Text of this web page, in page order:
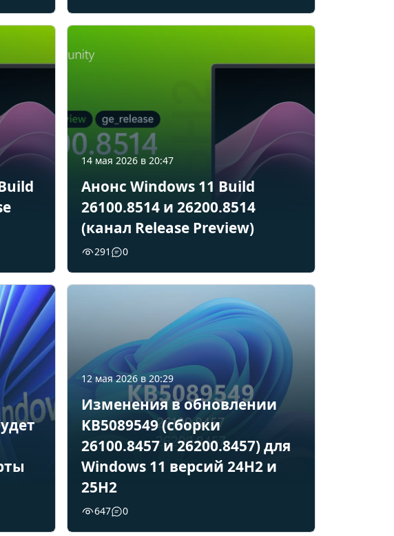
14 мая 2026 в 20:47
Анонс Windows 11 Build
26100.8514 и 26200.8514
(канал Release Preview)
291 0
12 мая 2026 в 20:29
Изменения в обновлении
KB5089549 (сборки
26100.8457 и 26200.8457) для
Windows 11 версий 24H2 и
25H2
647 0